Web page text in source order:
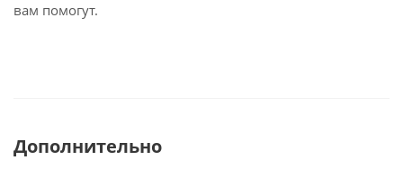
вам помогут.
Дополнительно